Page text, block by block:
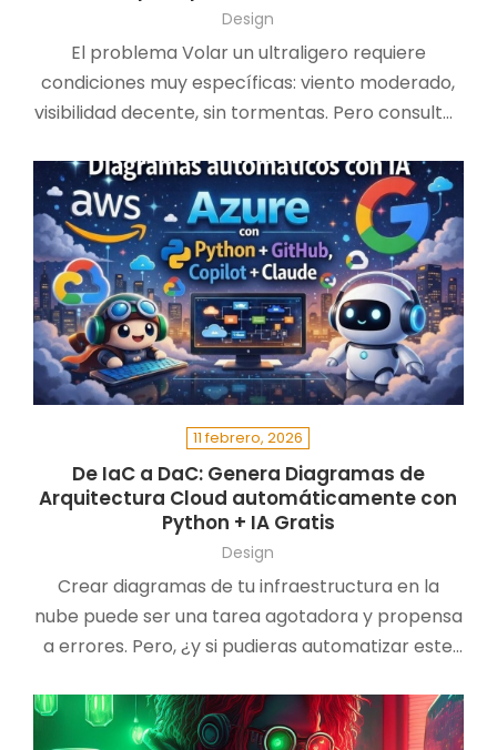
Design
El problema Volar un ultraligero requiere
condiciones muy específicas: viento moderado,
visibilidad decente, sin tormentas. Pero consultar
11 febrero, 2026
De IaC a DaC: Genera Diagramas de
Arquitectura Cloud automáticamente con
Python + IA Gratis
Design
Crear diagramas de tu infraestructura en la
nube puede ser una tarea agotadora y propensa
a errores. Pero, ¿y si pudieras automatizar este
herramienta innovadora en Python que genera
diagramas de arquitectura en la nube de forma